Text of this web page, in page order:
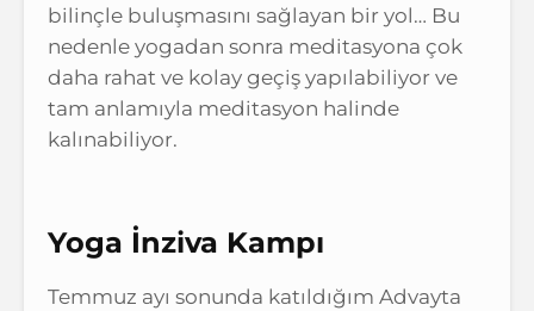
bilinçle buluşmasını sağlayan bir yol… Bu
nedenle yogadan sonra meditasyona çok
daha rahat ve kolay geçiş yapılabiliyor ve
tam anlamıyla meditasyon halinde
kalınabiliyor.
Yoga İnziva Kampı
Temmuz ayı sonunda katıldığım Advayta